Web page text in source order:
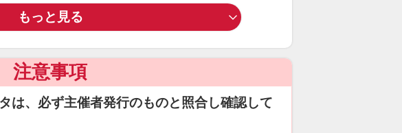
もっと見る
注意事項
は、必ず主催者発行のものと照合し確認して